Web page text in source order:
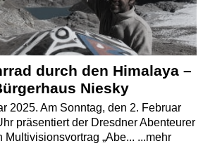
durch den Himalaya –
Niesky
2025. Am Sonntag, den 2. Februar
präsentiert der Dresdner Abenteurer
Multivisionsvortrag „Abe... ...mehr